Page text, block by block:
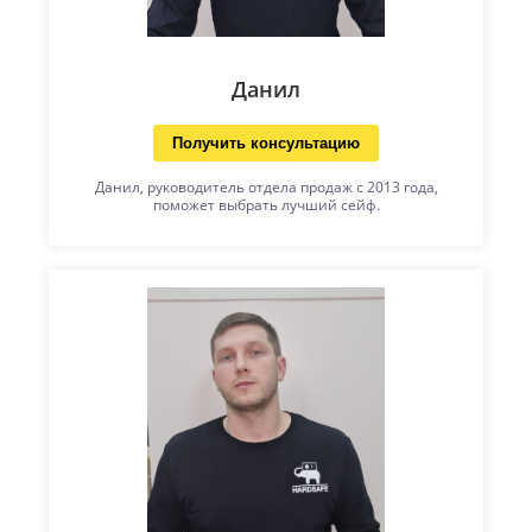
Данил
Получить консультацию
Данил, руководитель отдела продаж с 2013 года,
поможет выбрать лучший сейф.